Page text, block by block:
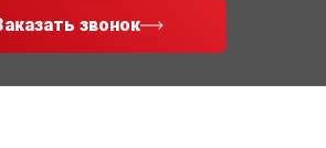
звонок